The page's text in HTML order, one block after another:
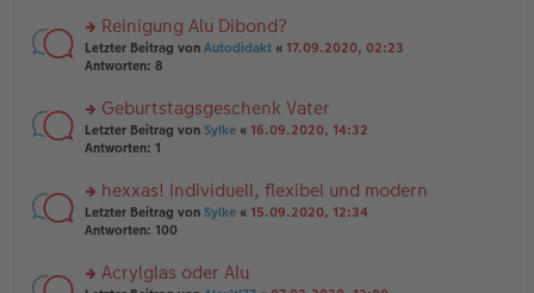
tr
a
g
e
n
er
tr
a
g
n
g
el
e
n
er
tr
a
g
rs
te
n
g
el
e
n
er
tr
Reinigung Alu Dibond?
Letzter Beitrag von Autodidakt « 17.09.2020, 02:23
Antworten: 8
rs
te
n
g
el
e
Geburtstagsgeschenk Vater
Letzter Beitrag von Sylke « 16.09.2020, 14:32
Antworten: 1
rs
te
n
hexxas! Individuell, flexibel und modern
Letzter Beitrag von Sylke « 15.09.2020, 12:34
Antworten: 100
Acrylglas oder Alu